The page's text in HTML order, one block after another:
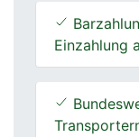
Einzahlung